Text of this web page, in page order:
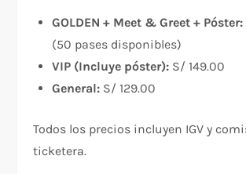
GOLDEN + Meet & Greet + Póster:
(50 pases disponibles)
VIP (Incluye póster): S/ 149.00
General: S/ 129.00
Todos los precios incluyen IGV y
ticketera.